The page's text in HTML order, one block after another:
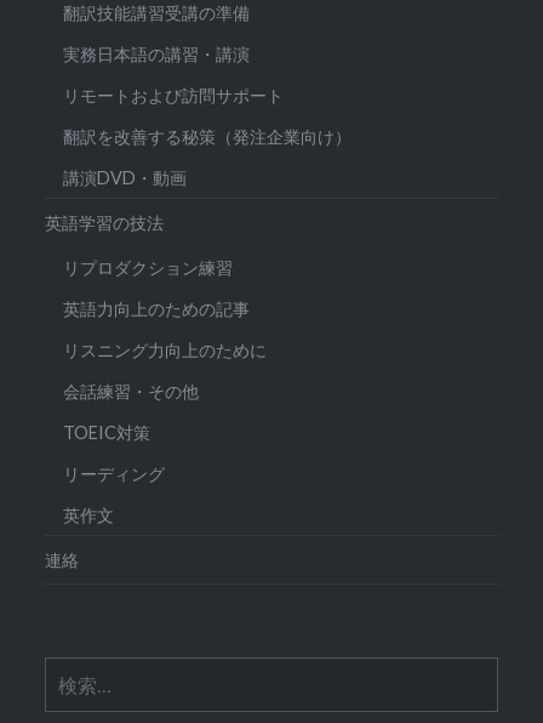
翻訳技能講習受講の準備
実務日本語の講習・講演
リモートおよび訪問サポート
翻訳を改善する秘策（発注企業向け）
講演DVD・動画
英語学習の技法
リプロダクション練習
英語力向上のための記事
リスニング力向上のために
会話練習・その他
TOEIC対策
リーディング
英作文
連絡
索: